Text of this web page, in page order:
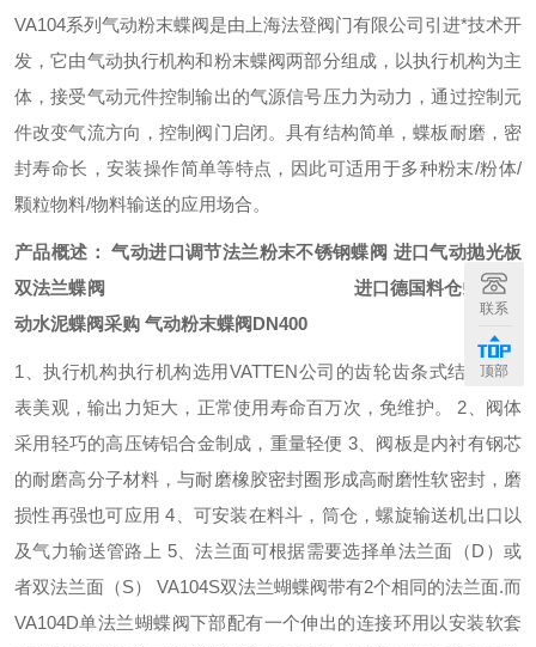
VA104系列气动粉末蝶阀是由上海法登阀门有限公司引进*技术开
发，它由气动执行机构和粉末蝶阀两部分组成，以执行机构为主
体，接受气动元件控制输出的气源信号压力为动力，通过控制元
件改变气流方向，控制阀门启闭。具有结构简单，蝶板耐磨，密
封寿命长，安装操作简单等特点，因此可适用于多种粉末/粉体/
颗粒物料/物料输送的应用场合。
产品概述：
气动进口调节法兰粉末不锈钢蝶阀 进口气动抛光板
双法兰蝶阀
进口德国料仓蝶阀 气
动水泥蝶阀采购 气动粉末蝶阀DN400​
1 、执行机构执行机构选用VATTEN公司的齿轮齿条式结构，外
表美观，输出力矩大，正常使用寿命百万次，免维护。
2 、阀体
采用轻巧的高压铸铝合金制成，重量轻便 3、阀板是内衬有钢芯
的耐磨高分子材料，与耐磨橡胶密封圈形成高耐磨性软密封，磨
损性再强也可应用 4 、可安装在料斗，筒仓，螺旋输送机出口以
及气力输送管路上 5、法兰面可根据需要选择单法兰面（D ）或
者双法兰面（S） VA104S双法兰蝴蝶阀带有2个相同的法兰面.而
VA104D单法兰蝴蝶阀下部配有一个伸出的连接环用以安装软套
联系
顶部